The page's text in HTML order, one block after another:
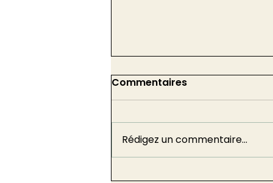
Sécurité incendie :
Commentaires
Rédigez un commentaire...